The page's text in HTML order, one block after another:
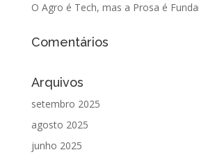
O Agro é Tech, mas a Prosa é
Comentários
Arquivos
setembro 2025
agosto 2025
junho 2025